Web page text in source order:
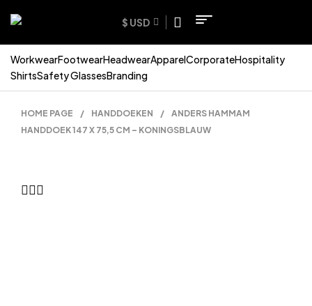
$ USD
WorkwearFootwearHeadwearApparelCorporateHospitality
ShirtsSafety GlassesBranding
HOME PAGE / HANDDOEKEN /
ANDERS HAMMAM
HANDDOEK 147 X 75,5 CM – KONINGSBLAUW